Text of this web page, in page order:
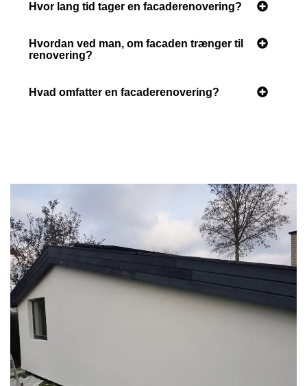
Hvor lang tid tager en facaderenovering?
Hvordan ved man, om facaden trænger til
renovering?
Hvad omfatter en facaderenovering?